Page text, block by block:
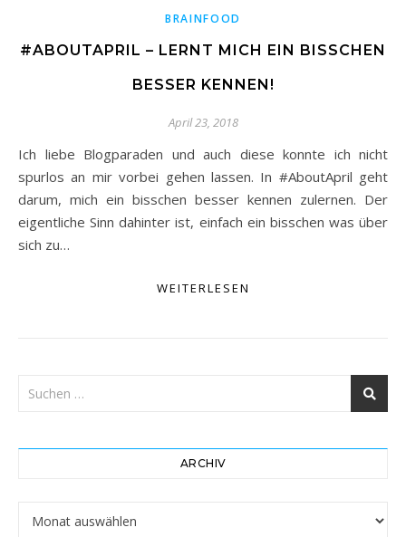
BRAINFOOD
#ABOUTAPRIL – LERNT MICH EIN BISSCHEN
BESSER KENNEN!
April 23, 2018
Ich liebe Blogparaden und auch diese konnte ich nicht
spurlos an mir vorbei gehen lassen. In #AboutApril geht
darum, mich ein bisschen besser kennen zulernen. Der
eigentliche Sinn dahinter ist, einfach ein bisschen was über
sich zu…
WEITERLESEN
ARCHIV